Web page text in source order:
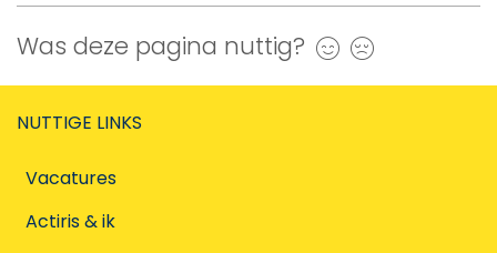
Was deze pagina nuttig? Ja
NUTTIGE LINKS
Vacatures
Actiris & ik